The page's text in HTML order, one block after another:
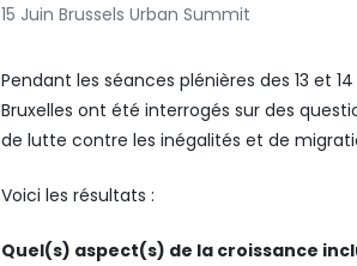
15 Juin Brussels Urban Summit
Pendant les séances plénières des 13 et
Bruxelles ont été interrogés sur des
de lutte contre les inégalités et de
Voici les résultats :
Quel(s) aspect(s) de la croissance